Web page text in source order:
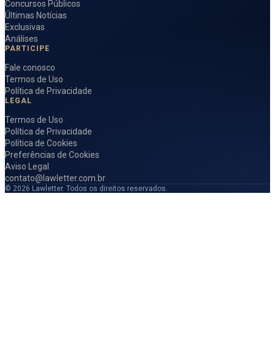
Concursos Públicos
Últimas Notícias
Exclusivas
Análises
PARTICIPE
Fale conosco
Termos de Uso
Política de Privacidade
LEGAL
Termos de Uso
Política de Privacidade
Política de Cookies
Preferências de Cookies
Aviso Legal
contato@lawletter.com.br
© 2026 Lawletter. Todos os direitos reservados.